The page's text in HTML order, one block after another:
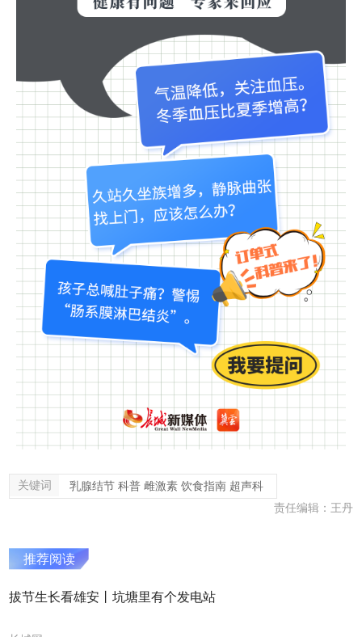
关键词 乳腺结节 科普 雌激素 饮食指南 超声科
责任编辑：王丹
推荐阅读
拔节生长看雄安丨坑塘里有个发电站